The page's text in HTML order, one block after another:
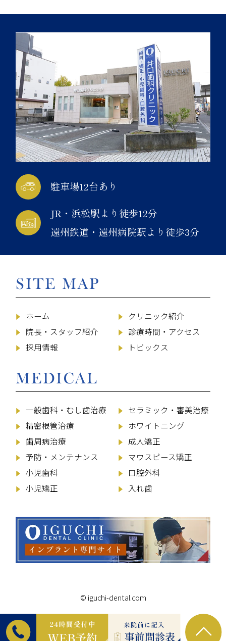
駐車場12台あり
JR・浜松駅より徒歩12分
遠州鉄道・遠州病院駅より徒歩3分
SITE MAP
ホーム
クリニック紹介
院長・スタッフ紹介
診療時間・アクセス
採用情報
トピックス
MEDICAL
一般歯科・むし歯治療
精密根管治療
歯周病治療
予防・メンテナンス
小児歯科
小児矯正
セラミック・審美治療
ホワイトニング
成人矯正
マウスピース矯正
口腔外科
入れ歯
© iguchi-dental.com